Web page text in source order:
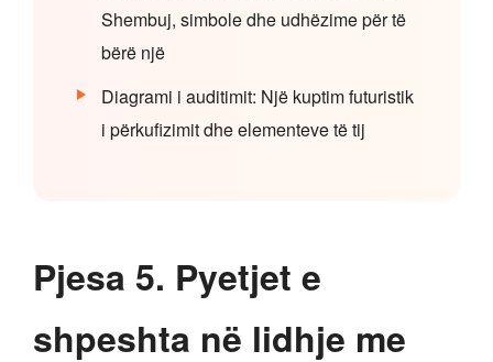
Shembuj, simbole dhe udhëzime për të
bërë një
Diagrami i auditimit: Një kuptim futuristik
i përkufizimit dhe elementeve të tij
Pjesa 5. Pyetjet e
shpeshta në lidhje me